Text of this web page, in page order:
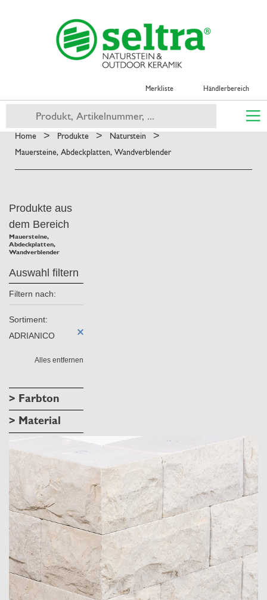
Merkliste Händlerbereich
Home > Produkte > Naturstein >
Mauersteine, Abdeckplatten, Wandverblender
Produkte aus
dem Bereich
Mauersteine,
Abdeckplatten,
Wandverblender
Auswahl filtern
Filtern nach:
Sortiment:
ADRIANICO
Alles entfernen
> Farbton
> Material